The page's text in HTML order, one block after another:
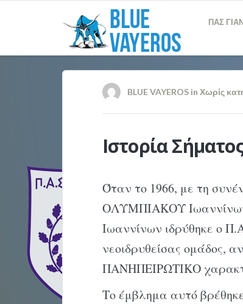
ΠΑΣ
BLUE VAYEROSin Χωρίς
Ιστορία
Όταν το 1966, με τη
ΟΛΥΜΠΙΑΚΟΥ
Ιωαννίνων ιδρύθηκε ο
νεοιδρυθείσας ομάδος,
ΠΑΝΗΠΕΙΡΩΤΙΚΟ
Το έμβλημα αυτό